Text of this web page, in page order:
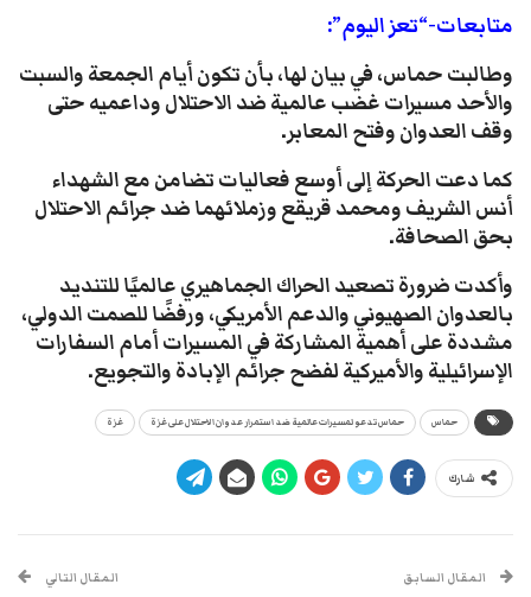
متابعات-“تعز اليوم”:
وطالبت حماس، في بيان لها، بأن تكون أيام الجمعة والسبت
والأحد مسيرات غضب عالمية ضد الاحتلال وداعميه حتى
وقف العدوان وفتح المعابر.
كما دعت الحركة إلى أوسع فعاليات تضامن مع الشهداء
أنس الشريف ومحمد قريقع وزملائهما ضد جرائم الاحتلال
بحق الصحافة.
وأكدت ضرورة تصعيد الحراك الجماهيري عالميًا للتنديد
بالعدوان الصهيوني والدعم الأمريكي، ورفضًا للصمت الدولي،
مشددة على أهمية المشاركة في المسيرات أمام السفارات
الإسرائيلية والأميركية لفضح جرائم الإبادة والتجويع.
حماس حماس تدعو لمسيرات عالمية ضد استمرار عدوان الاحتلال على غزة غزة
شارك
المقال السابق المقال التالي